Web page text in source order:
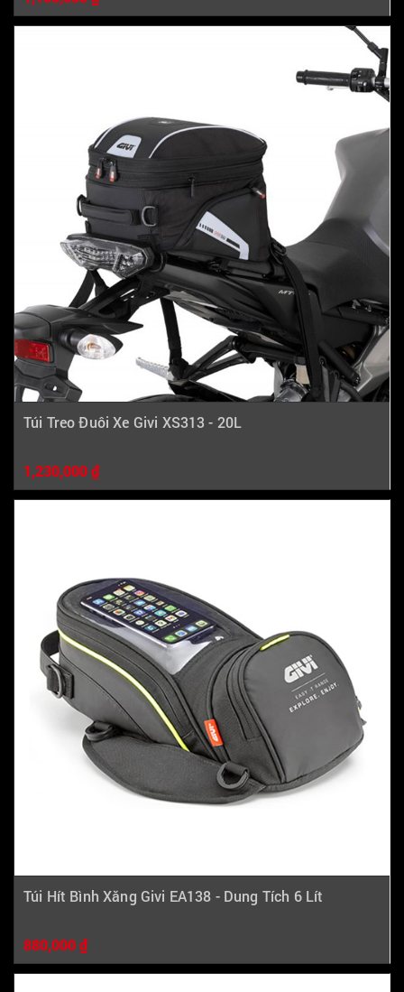
Túi Treo Đuôi Xe Givi XS313 - 20L
1,230,000 ₫
Túi Hít Bình Xăng Givi EA138 - Dung Tích 6 Lít
880,000 ₫